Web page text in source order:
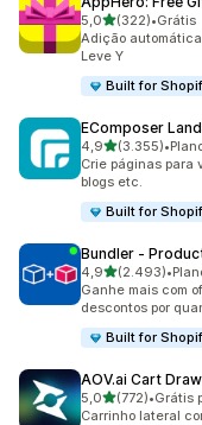
5,0de 5 estrelas
(322)
322 avaliações ao
•Grátis
Adição automática
Leve Y
Built for
EComposer
4,9de 5 estrelas
(3.355)
3355 avaliações
•
Crie páginas para
blogs etc.
Built for
Bundler ‑
4,9de 5 estrelas
(2.493)
2493 avaliações
•
Ganhe mais com
descontos por
Built for
AOV.ai Cart
5,0de 5 estrelas
(772)
772 avaliações ao
•Grátis
Carrinho lateral